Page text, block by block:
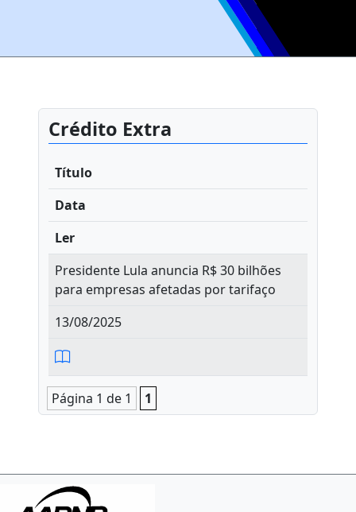
Crédito Extra
Título
Data
Ler
Presidente Lula anuncia R$ 30 bilhões
para empresas afetadas por tarifaço
13/08/2025
Página 1 de 1 1